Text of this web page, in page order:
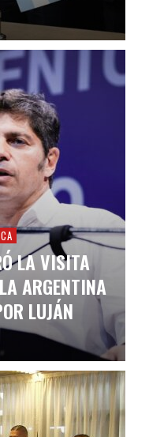
LA VISITA
ARGENTINA
LUJÁN